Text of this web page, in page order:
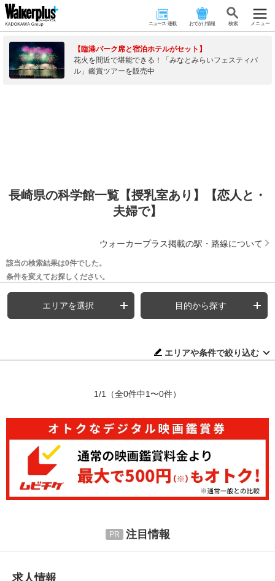
ニュース･連載 おでかけ情報 検 索 メニュー
【臨港パーク席と宿泊ホテルがセット】
花火を間近で堪能できる！「みなとみらいフェスティバ
ル」鑑賞ツアーを販売中
長崎県の科学館一覧【授乳室あり】【恋人と・
夫婦で】
ウォーカープラス掲載の駅・路線について
該当の検索結果は0件でした。
条件を変えてお探しください。
エリアを選択 目的から探す
エリアや条件で絞り込む
1/1 （全0件中1〜0件）
注目情報
求人情報